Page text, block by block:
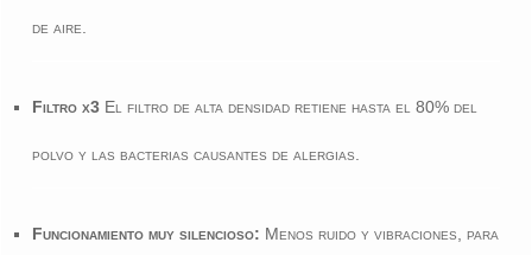
de aire.
Filtro x3El filtro de alta densidad retiene hasta el 80% del
polvo y las bacterias causantes de alergias.
Funcionamiento muy silencioso: Menos ruido y vibraciones, para